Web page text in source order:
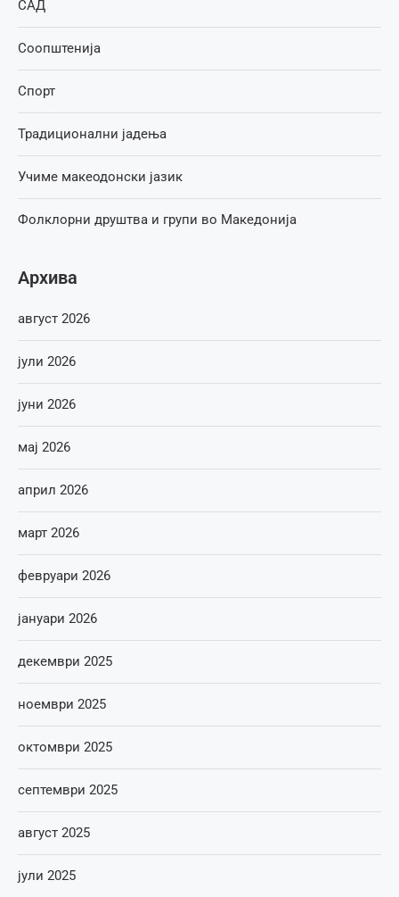
САД
Соопштенија
Спорт
Традиционални јадења
Учиме макеодонски јазик
Фолклорни друштва и групи во Македонија
Архива
август 2026
јули 2026
јуни 2026
мај 2026
април 2026
март 2026
февруари 2026
јануари 2026
декември 2025
ноември 2025
октомври 2025
септември 2025
август 2025
јули 2025